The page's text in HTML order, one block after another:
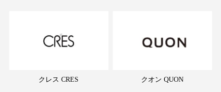
クレス CRES クオン QUON